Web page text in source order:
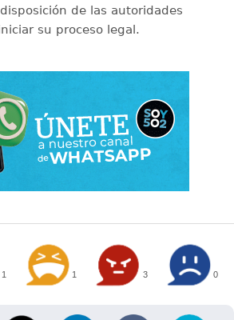
de las autoridades
su proceso legal.
1 1 3 0